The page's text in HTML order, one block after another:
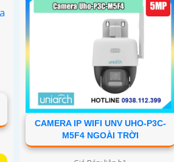
CAMERA IP WIFI UNV UHO-P3C-
M5F4 NGOÀI TRỜI